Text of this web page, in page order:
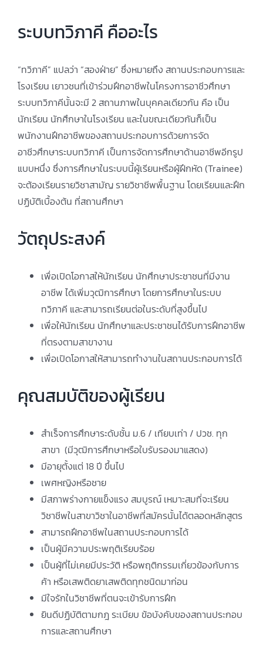
ระบบทวิภาคี คืออะไร
“ทวิภาคี” แปลว่า “สองฝ่าย” ซึ่งหมายถึง สถานประกอบการและ
โรงเรียน เยาวชนที่เข้าร่วมฝึกอาชีพในโครงการอาชีวศึกษา
ระบบทวิภาคีนั้นจะมี 2 สถานภาพในบุคคลเดียวกัน คือ เป็น
นักเรียน นักศึกษาในโรงเรียน และในขณะเดียวกันก็เป็น
พนักงานฝึกอาชีพของสถานประกอบการด้วยการจัด
อาชีวศึกษาระบบทวิภาคี เป็นการจัดการศึกษาด้านอาชีพอีกรูป
แบบหนึ่ง ซึ่งการศึกษาในระบบนี้ผู้เรียนหรือผู้ฝึกหัด (Trainee)
จะต้องเรียนรายวิชาสามัญ รายวิชาชีพพื้นฐาน โดยเรียนและฝึก
ปฏิบัติเบื้องต้น ที่สถานศึกษา
วัตถุประสงค์
เพื่อเปิดโอกาสให้นักเรียน นักศึกษาประชาชนที่มีงาน
อาชีพ ได้เพิ่มวุฒิการศึกษา โดยการศึกษาในระบบ
ทวิภาคี และสามารถเรียนต่อในระดับที่สูงขึ้นไป
เพื่อให้นักเรียน นักศึกษาและประชาชนได้รับการฝึกอาชีพ
ที่ตรงตามสาขางาน
เพื่อเปิดโอกาสให้สามารถทำงานในสถานประกอบการได้
คุณสมบัติของผู้เรียน
สำเร็จการศึกษาระดับชั้น ม.6 / เทียบเท่า / ปวช. ทุก
สาขา (มีวุฒิการศึกษาหรือใบรับรองมาแสดง)
มีอายุตั้งแต่ 18 ปี ขึ้นไป
เพศหญิงหรือชาย
มีสภาพร่างกายแข็งแรง สมบูรณ์ เหมาะสมที่จะเรียน
วิชาชีพในสาขาวิชาในอาชีพที่สมัครนั้นได้ตลอดหลักสูตร
สามารถฝึกอาชีพในสถานประกอบการได้
เป็นผู้มีความประพฤติเรียบร้อย
เป็นผู้ที่ไม่เคยมีประวัติ หรือพฤติกรรมเกี่ยวข้องกับการ
ค้า หรือเสพติดยาเสพติดทุกชนิดมาก่อน
มีใจรักในวิชาชีพที่ตนจะเข้ารับการฝึก
ยินดีปฏิบัติตามกฎ ระเบียบ ข้อบังคับของสถานประกอบ
การและสถานศึกษา